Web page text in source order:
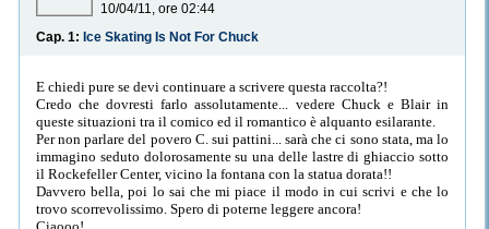
10/04/11, ore 02:44
Cap. 1: Ice Skating Is Not For Chuck
E chiedi pure se devi continuare a scrivere questa raccolta?!
Credo che dovresti farlo assolutamente... vedere Chuck e Blair in
queste situazioni tra il comico ed il romantico è alquanto esilarante.
Per non parlare del povero C. sui pattini... sarà che ci sono stata, ma lo
immagino seduto dolorosamente su una delle lastre di ghiaccio sotto
il Rockefeller Center, vicino la fontana con la statua dorata!!
Davvero bella, poi lo sai che mi piace il modo in cui scrivi e che lo
trovo scorrevolissimo. Spero di poterne leggere ancora!